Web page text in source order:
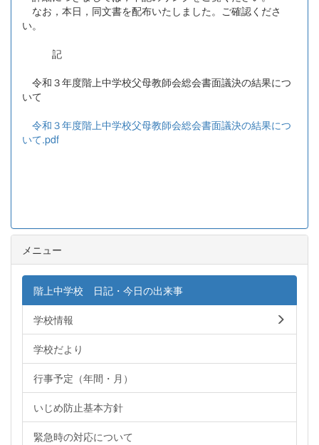
なお，本日，同文書を配布いたしました。ご確認くださ
い。
記
令和３年度階上中学校父母教師会総会書面議決の結果につ
いて
令和３年度階上中学校父母教師会総会書面議決の結果につ
いて.pdf
メニュー
階上中学校 日記・今日の出来事
学校情報
学校だより
行事予定（年間・月）
いじめ防止基本方針
緊急時の対応について